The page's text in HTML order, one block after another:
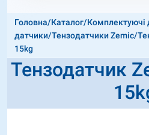
Головна/Каталог/Комплектуючі
датчики/Тензодатчики Zemic/
15kg
Тензодатчик